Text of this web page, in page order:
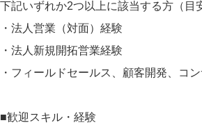
下記いずれか2つ以上に該当する方（目
・法人営業（対面）経験
・法人新規開拓営業経験
・フィールドセールス、顧客開発、コ
■歓迎スキル・経験